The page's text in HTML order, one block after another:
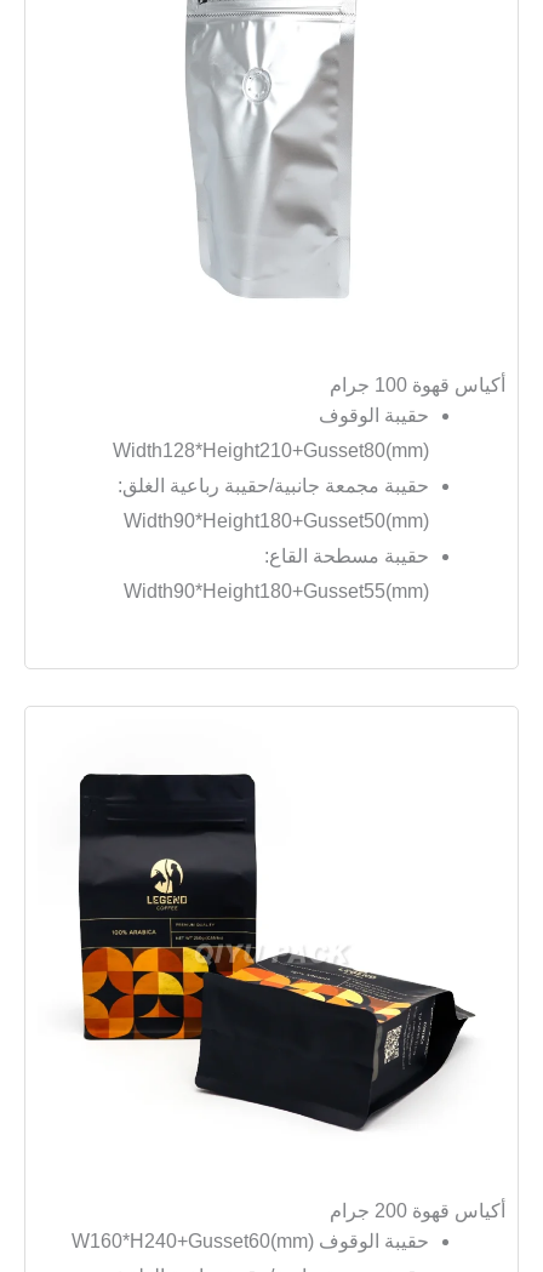
أكياس قهوة 100 جرام
حقيبة الوقوف
Width128*Height210+Gusset80(mm)
حقيبة مجمعة جانبية/حقيبة رباعية الغلق:
Width90*Height180+Gusset50(mm)
حقيبة مسطحة القاع:
Width90*Height180+Gusset55(mm)
أكياس قهوة 200 جرام
حقيبة الوقوف W160*H240+Gusset60(mm)